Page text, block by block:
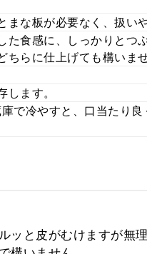
な板が必要なく、扱いや
た食感に、しっかりとつ
らに仕上げても構いませ
ます。
で冷やすと、口当たり
ッと皮がむけますが無